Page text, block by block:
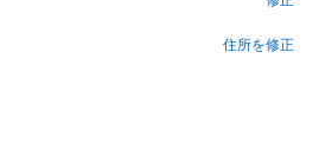
住所を修正